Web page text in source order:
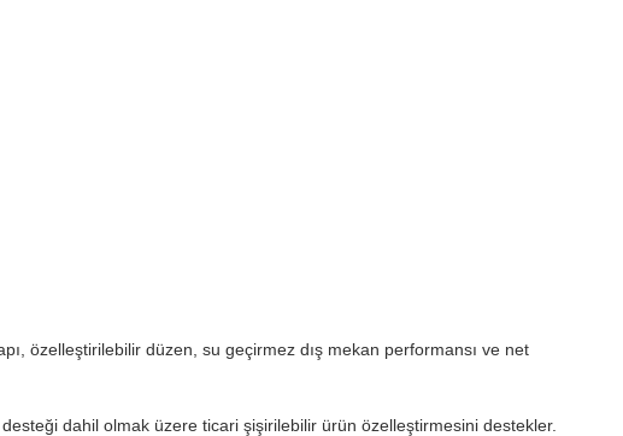
özelleştirilebilir düzen, su geçirmez dış mekan performansı ve net
dahil olmak üzere ticari şişirilebilir ürün özelleştirmesini destekler.